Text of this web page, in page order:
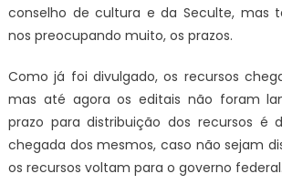
conselho de cultura e da Seculte, mas
nos preocupando muito, os prazos.
Como já foi divulgado, os recursos
mas até agora os editais não foram
prazo para distribuição dos recursos é
chegada dos mesmos, caso não sejam
os recursos voltam para o governo federal.